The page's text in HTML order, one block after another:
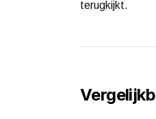
terugkijkt.